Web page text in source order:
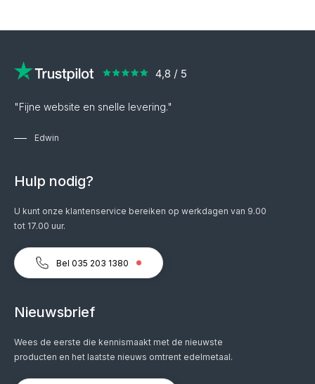
"Fijne website en snelle levering."
Edwin
Hulp nodig?
U kunt onze klantenservice bereiken op werkdagen van 9.00
tot 17.00 uur.
Bel 035 203 1380
Nieuwsbrief
Wees de eerste die kennismaakt met de nieuwste
producten en het laatste nieuws omtrent edelmetaal.